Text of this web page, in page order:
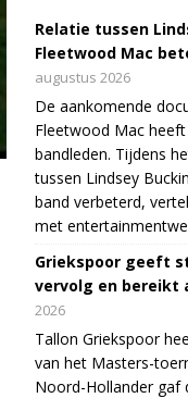
Relatie tussen
Fleetwood Mac
augustus 2026
De aankomende
Fleetwood Mac
bandleden. Tijdens
tussen Lindsey
band verbeterd,
met
Griekspoor geeft
vervolg en bereikt
2026
Tallon Griekspoor
van het Masters-
Noord-Hollander gaf